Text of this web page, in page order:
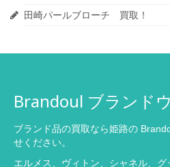
田崎パールブローチ 買取！
Brandoul ブランド
ブランド品の買取なら姫路の
せください。
エルメス、ヴィトン、シャネル、